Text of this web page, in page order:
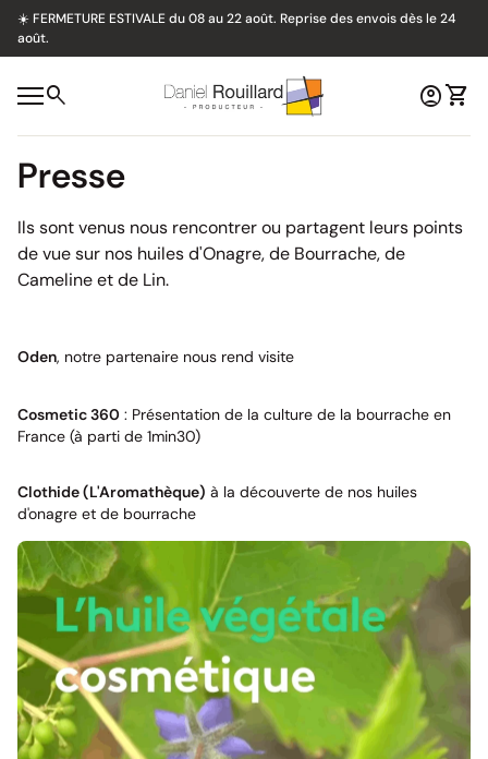
Skip to content
☀️ FERMETURE ESTIVALE du 08 au 22 août. Reprise des envois dès le 24
août.
Navigation mobile
search Accueil account_circle Voir
shopping_cart
Presse
Ils sont venus nous rencontrer ou partagent leurs points
de vue sur nos huiles d'Onagre, de Bourrache, de
Cameline et de Lin.
play_circle
Oden, notre partenaire nous rend visite
play_circle
Cosmetic 360 : Présentation de la culture de la bourrache en
France (à parti de 1min30)
play_circle
Clothide (L'Aromathèque) à la découverte de nos huiles
d'onagre et de bourrache